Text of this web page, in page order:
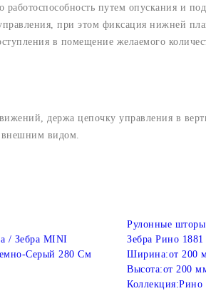
путем опускания и
при этом фиксация нижней
в помещение желаемого
держа цепочку управления в
внешним видом.
/ Зебра MINI
Серый 280 См
Рулонные
Зебра Рино
Ширина:от 200
Высота:от 200
Коллекция:Рино